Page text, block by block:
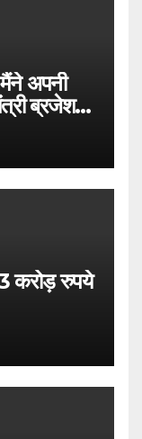
अपनी
करोड़ रुपये